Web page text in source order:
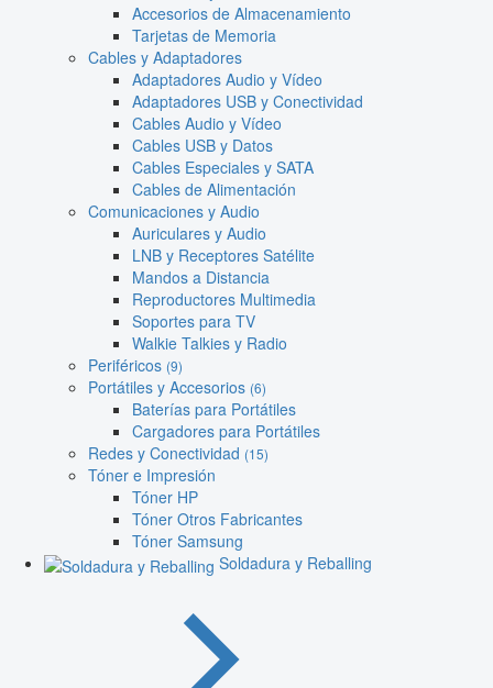
Accesorios de Almacenamiento
Tarjetas de Memoria
Cables y Adaptadores
Adaptadores Audio y Vídeo
Adaptadores USB y Conectividad
Cables Audio y Vídeo
Cables USB y Datos
Cables Especiales y SATA
Cables de Alimentación
Comunicaciones y Audio
Auriculares y Audio
LNB y Receptores Satélite
Mandos a Distancia
Reproductores Multimedia
Soportes para TV
Walkie Talkies y Radio
Periféricos (9)
Portátiles y Accesorios (6)
Baterías para Portátiles
Cargadores para Portátiles
Redes y Conectividad (15)
Tóner e Impresión
Tóner HP
Tóner Otros Fabricantes
Tóner Samsung
Soldadura y Reballing